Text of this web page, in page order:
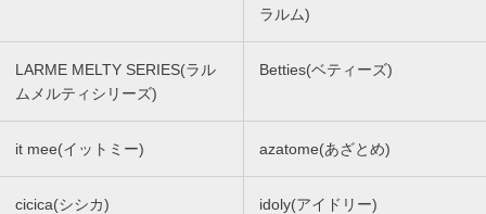
ラルム)
LARME MELTY SERIES(ラル
ムメルティシリーズ)
Betties(ベティーズ)
it mee(イットミー) azatome(あざとめ)
cicica(シシカ) idoly(アイドリー)